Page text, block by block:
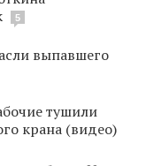
5
выпавшего
тушили
крана (видео)